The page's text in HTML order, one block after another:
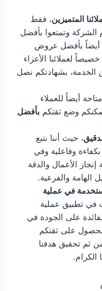
المتميزين، فقط
الشركة وتمتعوا بأفضل
أيضاً بأفضل عروض
لعملائنا الأعزاء
بشهادتكم نصل
أيضاً للعملاء
وضع ثقتكم بأفضل
، حيث أننا نتبع
وفاعلية وفي
الأعمال والدقة
الهامة والفرعية.
في عملية
في تطبيق عملية
على الجودة في
الحصول على ثقتكم
ثم تحقيق هدفنا
الكرام.